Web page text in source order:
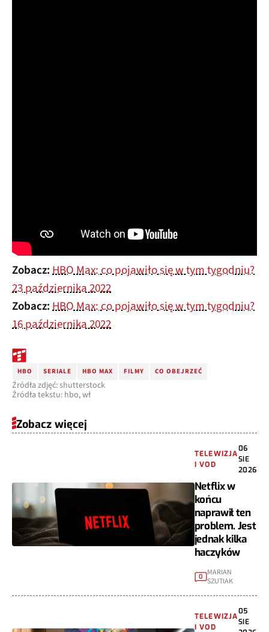
Zobacz:HBO Max: co pojawiło się w tym tygodniu?
23 października 2022
Zobacz:HBO Max: co pojawiło się w tym tygodniu?
16 października 2022
HBO SERIALE HBO MAX FILMY CO OBEJRZEĆ
Źródła zdjęć: shutterstock
Źródła tekstu: hbo, wł
Zobacz więcej
TELEWIZJA
I VOD
06
SIE
2026
Netflix w
końcu
naprawił ten
problem. Jest
jednak kilka
haczyków
0
MARIAN
SZUTIAK
TELEWIZJA
I VOD
05
SIE